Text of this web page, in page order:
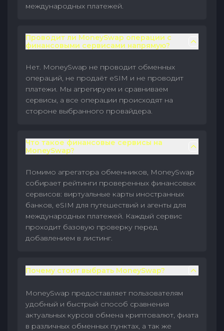
международных платежей.
Проводит ли MoneySwap операции с
финансовыми сервисами напрямую?
Нет. MoneySwap не проводит обменных
операций, не продаёт eSIM и не проводит
платежи. Мы агрегируем и сравниваем
сервисы, а все операции происходят на
стороне выбранного провайдера.
Что такое финансовые сервисы на
MoneySwap?
Помимо агрегатора обменников, MoneySwap
собирает рейтинги проверенных финансовых
сервисов: виртуальные карты иностранных
банков, eSIM для путешествий и агенты для
международных платежей. Каждый сервис
проходит базовую проверку перед
добавлением в листинг.
Почему стоит выбрать MoneySwap?
MoneySwap предоставляет пользователям
удобный и быстрый способ сравнения
актуальных курсов обмена криптовалют, фиата
в различных обменных пунктах, а так же